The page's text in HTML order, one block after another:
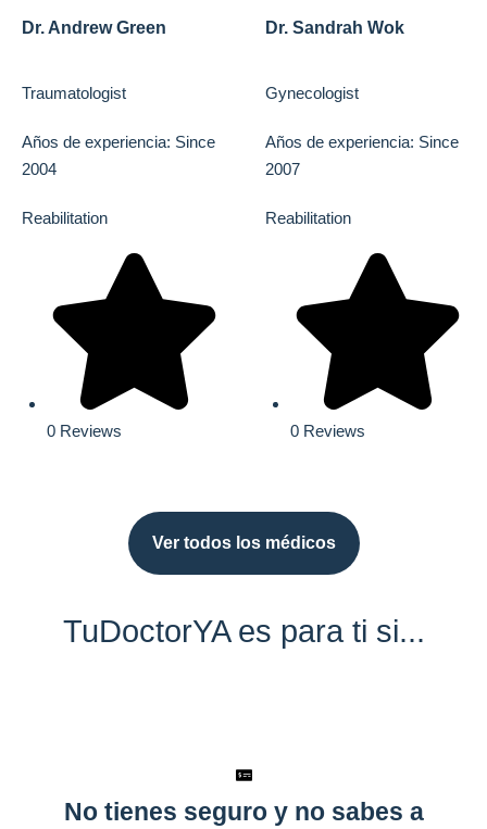
Dr. Andrew Green
Traumatologist
Años de experiencia: Since
2004
Reabilitation
0 Reviews
Dr. Sandrah Wok
Gynecologist
Años de experiencia: Since
2007
Reabilitation
0 Reviews
Ver todos los médicos
TuDoctorYA es para ti si...
No tienes seguro y no sabes a